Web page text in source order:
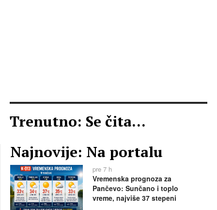
Trenutno: Se čita...
Najnovije: Na portalu
pre 7 h
Vremenska prognoza za
Pančevo: Sunčano i toplo
vreme, najviše 37 stepeni